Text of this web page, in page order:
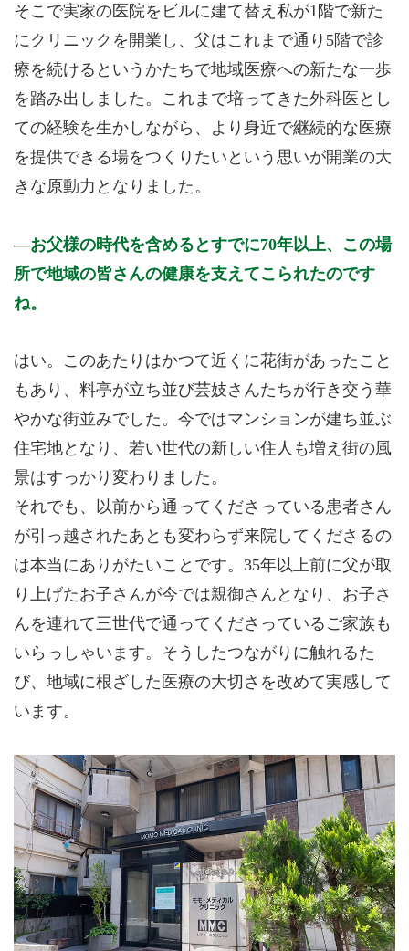
そこで実家の医院をビルに建て替え私が1階で新た
にクリニックを開業し、父はこれまで通り5階で診
療を続けるというかたちで地域医療への新たな一歩
を踏み出しました。これまで培ってきた外科医とし
ての経験を生かしながら、より身近で継続的な医療
を提供できる場をつくりたいという思いが開業の大
きな原動力となりました。
お父様の時代を含めるとすでに70年以上、この場
所で地域の皆さんの健康を支えてこられたのです
ね。
はい。このあたりはかつて近くに花街があったこと
もあり、料亭が立ち並び芸妓さんたちが行き交う華
やかな街並みでした。今ではマンションが建ち並ぶ
住宅地となり、若い世代の新しい住人も増え街の風
景はすっかり変わりました。
それでも、以前から通ってくださっている患者さん
が引っ越されたあとも変わらず来院してくださるの
は本当にありがたいことです。35年以上前に父が取
り上げたお子さんが今では親御さんとなり、お子さ
んを連れて三世代で通ってくださっているご家族も
いらっしゃいます。そうしたつながりに触れるた
び、地域に根ざした医療の大切さを改めて実感して
います。